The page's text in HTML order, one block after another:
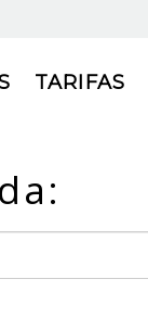
TARIFAS